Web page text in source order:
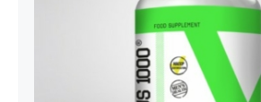
Tribulus 1000
Svi proizvodi Vitalikum
1.890,00 рсд